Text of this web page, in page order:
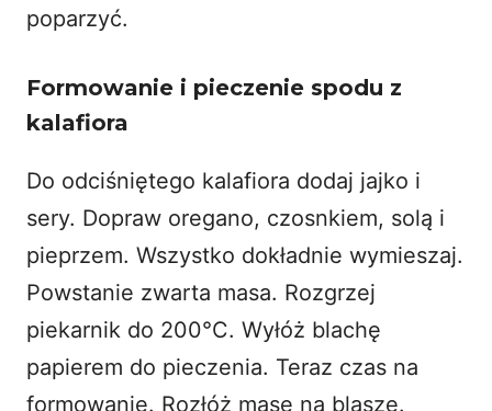
poparzyć.
Formowanie i pieczenie spodu z
kalafiora
Do odciśniętego kalafiora dodaj jajko i
sery. Dopraw oregano, czosnkiem, solą i
pieprzem. Wszystko dokładnie wymieszaj.
Powstanie zwarta masa. Rozgrzej
piekarnik do 200°C. Wyłóż blachę
papierem do pieczenia. Teraz czas na
formowanie. Rozłóż masę na blasze.